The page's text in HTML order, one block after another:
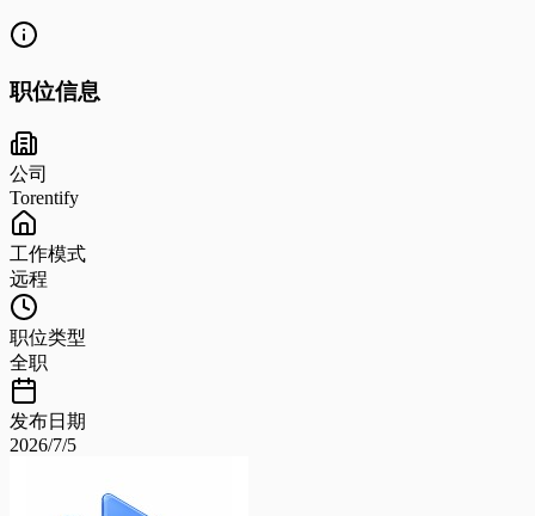
职位信息
公司
Torentify
工作模式
远程
职位类型
全职
发布日期
2026/7/5